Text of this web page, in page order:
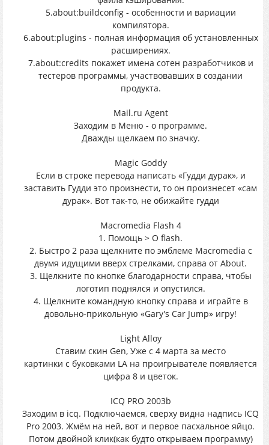
5.about:buildconfig - особенности и вариации
компилятора.
6.about:plugins - полная информация об установленных
расширениях.
7.about:credits покажет имена сотен разработчиков и
тестеров программы, участвовавших в создании
продукта.
Mail.ru Agent
Заходим в Меню - о программе.
Дважды щелкаем по значку.
Magic Goddy
Если в строке перевода написать «Гудди дурак», и
заставить Гудди это произнести, то он произнесет «сам
дурак». Вот так-то, не обижайте гудди
Macromedia Flash 4
1. Помощь > О flash.
2. Быстро 2 раза щелкните по эмблеме Macromedia с
двумя идущими вверх стрелками, справа от About.
3. Щелкните по кнопке благодарности справа, чтобы
логотип поднялся и опустился.
4. Щелкните командную кнопку справа и играйте в
довольно-прикольную «Gary's Car Jump» игру!
Light Alloy
Cтавим скин Gen, Уже с 4 марта за место
картинки с буковками LA на проигрывателе появляется
цифра 8 и цветок.
ICQ PRO 2003b
Заходим в icq. Подключаемся, сверху видна надпись ICQ
Pro 2003. Жмём на ней, вот и первое пасхальное яйцо.
Потом двойной клик(как будто открываем программу)